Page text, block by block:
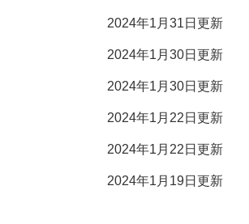
2024年1月31日更新
2024年1月30日更新
2024年1月30日更新
2024年1月22日更新
2024年1月22日更新
2024年1月19日更新